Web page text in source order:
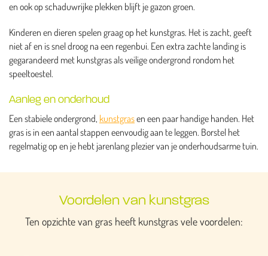
en ook op schaduwrijke plekken blijft je gazon groen.
Kinderen en dieren spelen graag op het kunstgras. Het is zacht, geeft
niet af en is snel droog na een regenbui. Een extra zachte landing is
gegarandeerd met kunstgras als veilige ondergrond rondom het
speeltoestel.
Aanleg en onderhoud
Een stabiele ondergrond, kunstgrasen een paar handige handen. Het
gras is in een aantal stappen eenvoudig aan te leggen. Borstel het
regelmatig op en je hebt jarenlang plezier van je onderhoudsarme tuin.
Voordelen van kunstgras
Ten opzichte van gras heeft kunstgras vele voordelen: